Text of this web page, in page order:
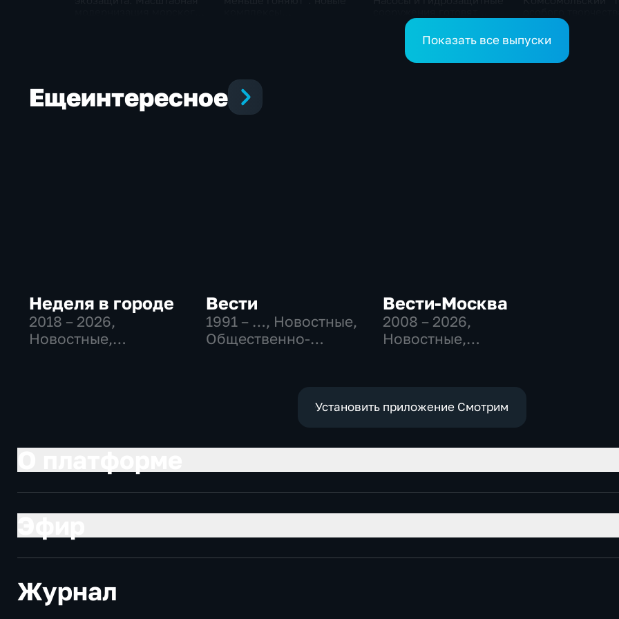
власти на случай паводка
получил гран-при
кота Лео"
Показать все выпуски
Ещеинтересное
Неделя в городе
2018 – 2026,
Новостные,
Вести
1991 – …, Новостные,
Общественно-
Вести-Москва
2008 – 2026,
Новостные,
экономические
Установить приложение Смотрим
Журнал